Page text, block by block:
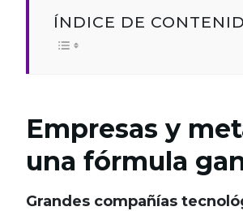
ÍNDICE DE
Empresas y
una fórmula
Grandes compañías